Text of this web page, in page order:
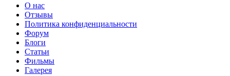
О нас
Отзывы
Политика конфиденциальности
Форум
Блоги
Статьи
Фильмы
Галерея